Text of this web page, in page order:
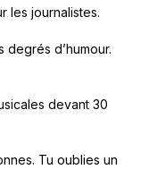
les journalistes.
degrés d’humour.
devant 30
Tu oublies un